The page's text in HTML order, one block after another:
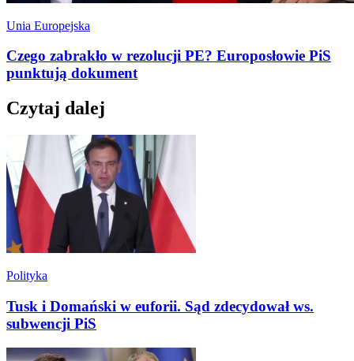
Unia Europejska
Czego zabrakło w rezolucji PE? Europosłowie PiS
punktują dokument
Czytaj dalej
Polityka
Tusk i Domański w euforii. Sąd zdecydował ws.
subwencji PiS